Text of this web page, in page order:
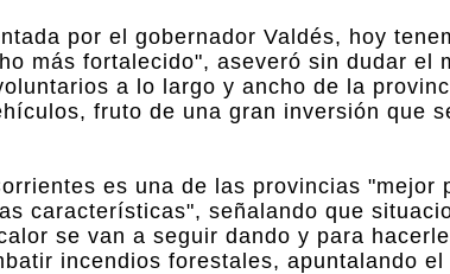
por el gobernador Valdés, hoy
más fortalecido", aseveró sin dudar el
a lo largo y ancho de la
fruto de una gran inversión que
es una de las provincias "mejor
características", señalando que
se van a seguir dando y para
incendios forestales, apuntalando el